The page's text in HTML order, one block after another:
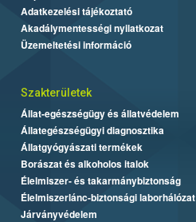
Adatkezelési tájékoztató
Akadálymentességi nyilatkozat
Üzemeltetési információ
Szakterületek
Állat-egészségügy és állatvédelem
Állategészségügyi diagnosztika
Állatgyógyászati termékek
Borászat és alkoholos italok
Élelmiszer- és takarmánybiztonság
Élelmiszerlánc-biztonsági laborhálózat
Járványvédelem